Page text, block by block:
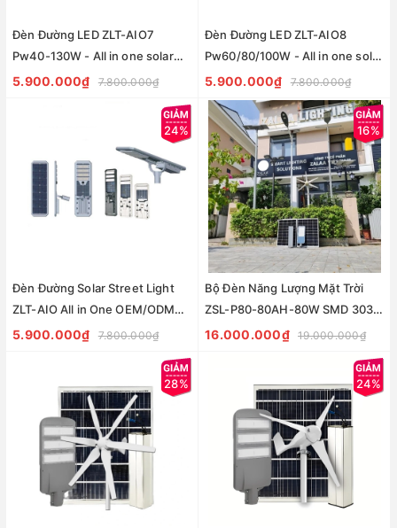
Đèn Đường LED ZLT-AIO7
Pw40-130W - All in one solar
street light ZALAA ODM/OEM
5.900.000₫ 7.800.000₫
Đèn Đường LED ZLT-AIO8
Pw60/80/100W - All in one solar
street light ZALAA ODM/OEM
Theo Yêu Cầu
5.900.000₫ 7.800.000₫
24%
Đèn Đường Solar Street Light
ZLT-AIO All in One OEM/ODM
Theo Yêu Cầu
5.900.000₫ 7.800.000₫
16%
Bộ Đèn Năng Lượng Mặt Trời
ZSL-P80-80AH-80W SMD 3030
Philips Mono Lithium
16.000.000₫ 19.000.000₫
28% 24%